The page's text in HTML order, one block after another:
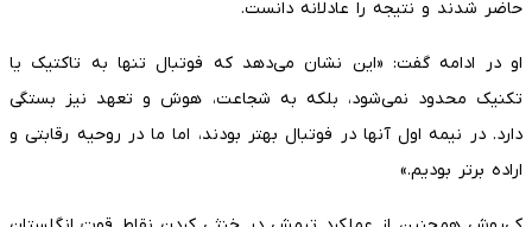
حاضر شدند و نتیجه را عادلانه دانست.
او در ادامه گفت: «این نشان می‌دهد که فوتبال تنها به تاکتیک یا
تکنیک محدود نمی‌شود، بلکه به شجاعت، هوش و تعهد نیز بستگی
دارد. در نیمه اول آنها در فوتبال بهتر بودند، اما ما در روحیه رقابتی و
اراده برتر بودیم.»